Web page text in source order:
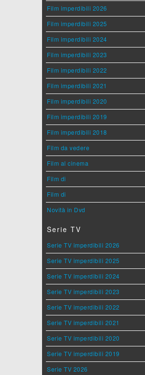
Film imperdibili 2026
Film imperdibili 2025
Film imperdibili 2024
Film imperdibili 2023
Film imperdibili 2022
Film imperdibili 2021
Film imperdibili 2020
Film imperdibili 2019
Film imperdibili 2018
Film da vedere
Film al cinema
Film di
Film di
Novità in Dvd
Serie TV
Serie TV imperdibili 2026
Serie TV imperdibili 2025
Serie TV imperdibili 2024
Serie TV imperdibili 2023
Serie TV imperdibili 2022
Serie TV imperdibili 2021
Serie TV imperdibili 2020
Serie TV imperdibili 2019
Serie TV 2026